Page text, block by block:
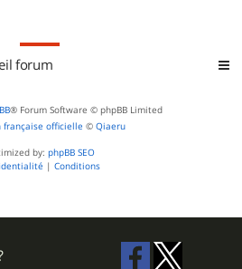
forum
® Forum Software © phpBB Limited
française officielle © Qiaeru
by: phpBB SEO
| Conditions